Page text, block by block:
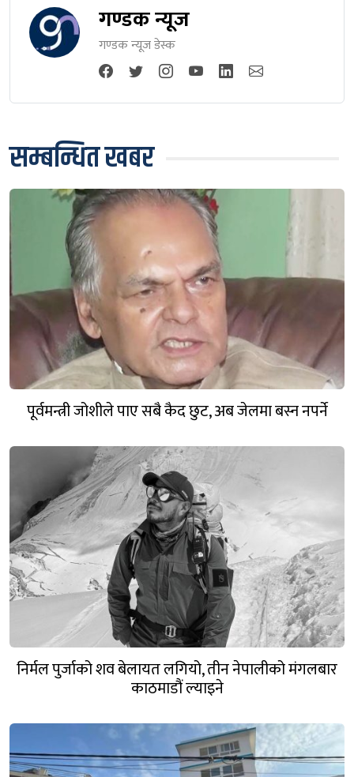
गण्डक न्यूज
गण्डक न्यूज डेस्क
सम्बन्धित खबर
पूर्वमन्त्री जोशीले पाए सबै कैद छुट, अब जेलमा बस्न नपर्ने
निर्मल पुर्जाको शव बेलायत लगियो, तीन नेपालीको मंगलबार
काठमाडौं ल्याइने